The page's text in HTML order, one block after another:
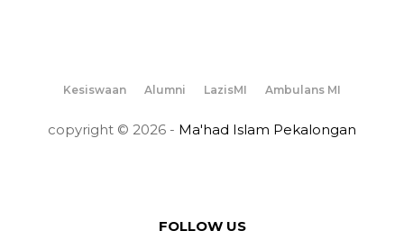
Kesiswaan Alumni LazisMI Ambulans MI
copyright © 2026 - Ma'had Islam Pekalongan
FOLLOW US